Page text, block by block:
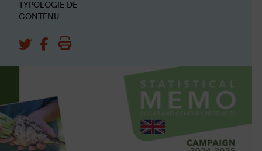
TYPOLOGIE DE
CONTENU